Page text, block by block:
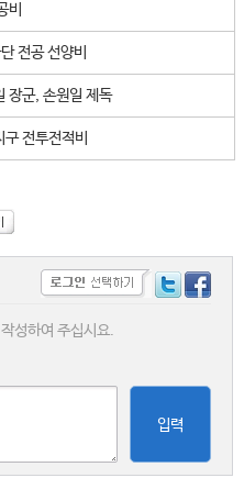
비
전공 선양비
장군, 손원일 제독
전투전적비
성하여 주십시요.
입력